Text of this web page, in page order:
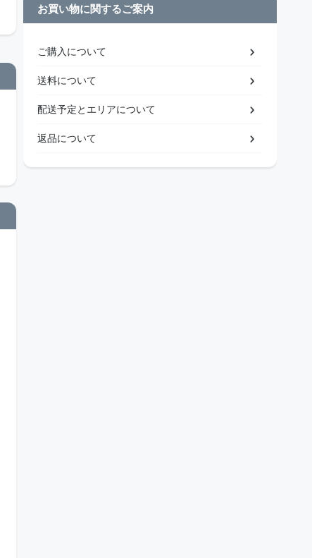
お買い物に関するご案内
ご購入について
送料について
配送予定とエリアについて
返品について